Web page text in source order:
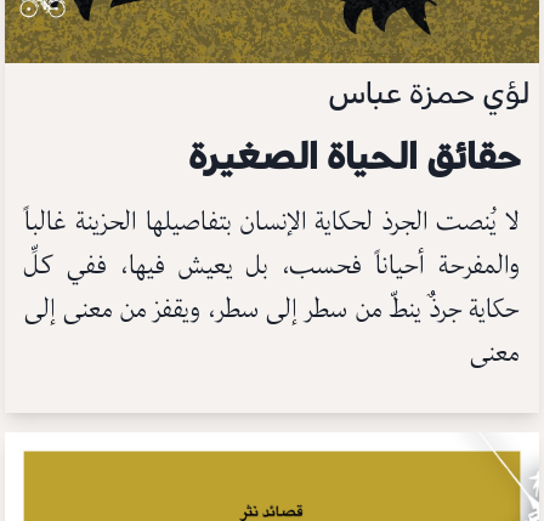
لؤي حمزة عباس
حقائق الحياة الصغيرة
لا يُنصت الجرذ لحكاية الإنسان بتفاصيلها الحزينة غالباً
والمفرحة أحياناً فحسب، بل يعيش فيها، ففي كلِّ
حكاية جرذٌ ينطّ من سطر إلى سطر، ويقفز من معنى إلى
معنى